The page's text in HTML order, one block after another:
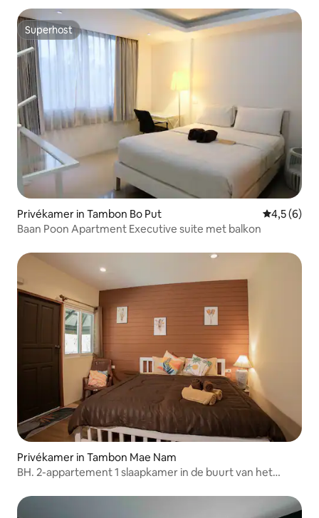
Superhost
Superhost
Privékamer in Tambon Bo Put
4,5 (6)
Baan Poon Apartment Executive suite met balkon
Privékamer in Tambon Mae Nam
BH. 2-appartement 1 slaapkamer in de buurt van het